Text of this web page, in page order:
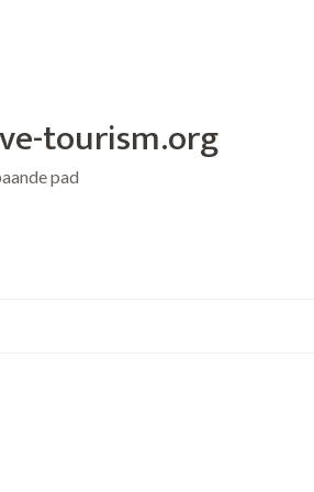
tourism.org
pad